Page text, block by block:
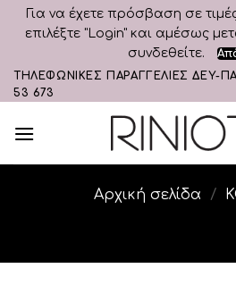
Για να έχετε πρόσβαση σε
επιλέξτε "Login" και αμέσως
συνδεθείτε.
Skip
to
ΤΗΛΕΦΩΝΙΚΕΣ ΠΑΡΑΓΓΕΛΙΕΣ ΔΕΥ-
53 673
Αρχική σελίδα /